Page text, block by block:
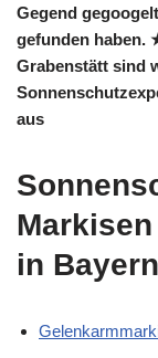
Gegend
gefunden
Grabenstätt sind
aus
in